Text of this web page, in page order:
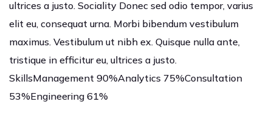
ultrices a justo. Sociality Donec sed odio tempor, varius
elit eu, consequat urna. Morbi bibendum vestibulum
maximus. Vestibulum ut nibh ex. Quisque nulla ante,
tristique in efficitur eu, ultrices a justo.
SkillsManagement 90%Analytics 75%Consultation
53%Engineering 61%